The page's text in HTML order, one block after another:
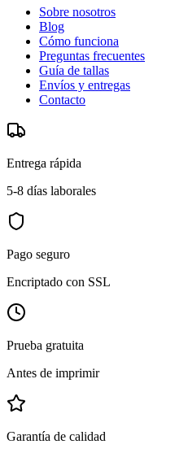
Sobre nosotros
Blog
Cómo funciona
Preguntas frecuentes
Guía de tallas
Envíos y entregas
Contacto
Entrega rápida
5-8 días laborales
Pago seguro
Encriptado con SSL
Prueba gratuita
Antes de imprimir
Garantía de calidad